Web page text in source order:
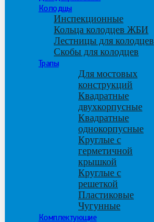
Колодцы
Инспекционные
Кольца колодцев ЖБИ
Лестницы для колодцев
Скобы для колодцев
Трапы
Для мостовых
конструкций
Квадратные
двухкорпусные
Квадратные
однокорпусные
Круглые с
герметичной
крышкой
Круглые с
решеткой
Пластиковые
Чугунные
Комплектующие